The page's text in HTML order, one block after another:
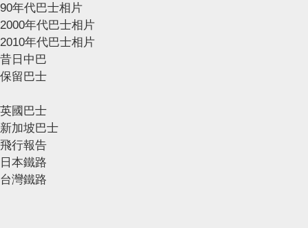
90年代巴士相片
2000年代巴士相片
2010年代巴士相片
昔日中巴
保留巴士
英國巴士
新加坡巴士
飛行報告
日本鐵路
台灣鐵路